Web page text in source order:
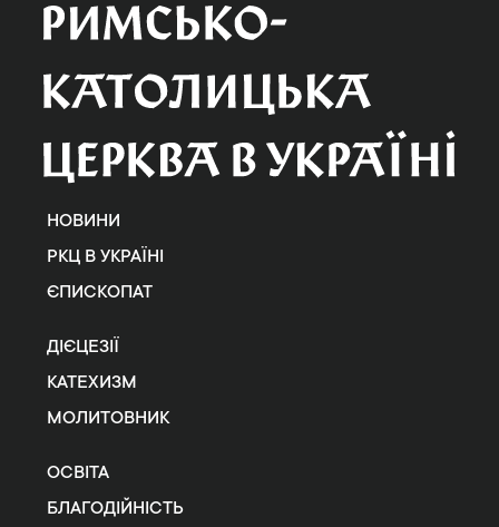
НОВИНИ
РКЦ В УКРАЇНІ
ЄПИСКОПАТ
ДІЄЦЕЗІЇ
КАТЕХИЗМ
МОЛИТОВНИК
ОСВІТА
БЛАГОДІЙНІСТЬ